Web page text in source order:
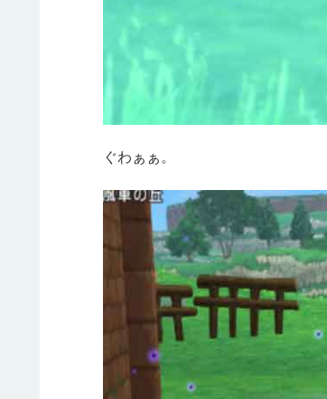
ぐわぁぁ。